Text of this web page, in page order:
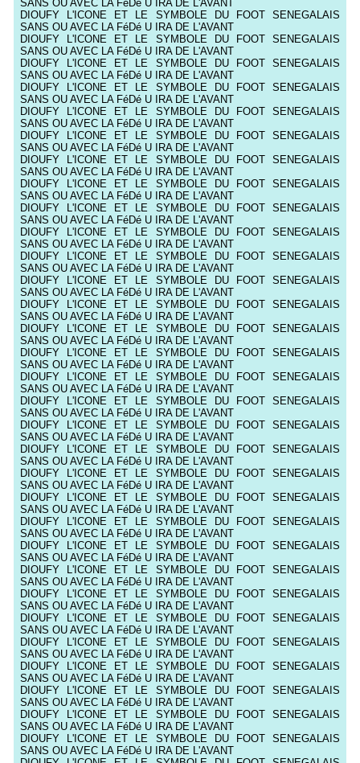
SANS OU AVEC LA FéDé U IRA DE L'AVANT
DIOUFY L'ICONE ET LE SYMBOLE DU FOOT SENEGALAIS
SANS OU AVEC LA FéDé U IRA DE L'AVANT
DIOUFY L'ICONE ET LE SYMBOLE DU FOOT SENEGALAIS
SANS OU AVEC LA FéDé U IRA DE L'AVANT
DIOUFY L'ICONE ET LE SYMBOLE DU FOOT SENEGALAIS
SANS OU AVEC LA FéDé U IRA DE L'AVANT
DIOUFY L'ICONE ET LE SYMBOLE DU FOOT SENEGALAIS
SANS OU AVEC LA FéDé U IRA DE L'AVANT
DIOUFY L'ICONE ET LE SYMBOLE DU FOOT SENEGALAIS
SANS OU AVEC LA FéDé U IRA DE L'AVANT
DIOUFY L'ICONE ET LE SYMBOLE DU FOOT SENEGALAIS
SANS OU AVEC LA FéDé U IRA DE L'AVANT
DIOUFY L'ICONE ET LE SYMBOLE DU FOOT SENEGALAIS
SANS OU AVEC LA FéDé U IRA DE L'AVANT
DIOUFY L'ICONE ET LE SYMBOLE DU FOOT SENEGALAIS
SANS OU AVEC LA FéDé U IRA DE L'AVANT
DIOUFY L'ICONE ET LE SYMBOLE DU FOOT SENEGALAIS
SANS OU AVEC LA FéDé U IRA DE L'AVANT
DIOUFY L'ICONE ET LE SYMBOLE DU FOOT SENEGALAIS
SANS OU AVEC LA FéDé U IRA DE L'AVANT
DIOUFY L'ICONE ET LE SYMBOLE DU FOOT SENEGALAIS
SANS OU AVEC LA FéDé U IRA DE L'AVANT
DIOUFY L'ICONE ET LE SYMBOLE DU FOOT SENEGALAIS
SANS OU AVEC LA FéDé U IRA DE L'AVANT
DIOUFY L'ICONE ET LE SYMBOLE DU FOOT SENEGALAIS
SANS OU AVEC LA FéDé U IRA DE L'AVANT
DIOUFY L'ICONE ET LE SYMBOLE DU FOOT SENEGALAIS
SANS OU AVEC LA FéDé U IRA DE L'AVANT
DIOUFY L'ICONE ET LE SYMBOLE DU FOOT SENEGALAIS
SANS OU AVEC LA FéDé U IRA DE L'AVANT
DIOUFY L'ICONE ET LE SYMBOLE DU FOOT SENEGALAIS
SANS OU AVEC LA FéDé U IRA DE L'AVANT
DIOUFY L'ICONE ET LE SYMBOLE DU FOOT SENEGALAIS
SANS OU AVEC LA FéDé U IRA DE L'AVANT
DIOUFY L'ICONE ET LE SYMBOLE DU FOOT SENEGALAIS
SANS OU AVEC LA FéDé U IRA DE L'AVANT
DIOUFY L'ICONE ET LE SYMBOLE DU FOOT SENEGALAIS
SANS OU AVEC LA FéDé U IRA DE L'AVANT
DIOUFY L'ICONE ET LE SYMBOLE DU FOOT SENEGALAIS
SANS OU AVEC LA FéDé U IRA DE L'AVANT
DIOUFY L'ICONE ET LE SYMBOLE DU FOOT SENEGALAIS
SANS OU AVEC LA FéDé U IRA DE L'AVANT
DIOUFY L'ICONE ET LE SYMBOLE DU FOOT SENEGALAIS
SANS OU AVEC LA FéDé U IRA DE L'AVANT
DIOUFY L'ICONE ET LE SYMBOLE DU FOOT SENEGALAIS
SANS OU AVEC LA FéDé U IRA DE L'AVANT
DIOUFY L'ICONE ET LE SYMBOLE DU FOOT SENEGALAIS
SANS OU AVEC LA FéDé U IRA DE L'AVANT
DIOUFY L'ICONE ET LE SYMBOLE DU FOOT SENEGALAIS
SANS OU AVEC LA FéDé U IRA DE L'AVANT
DIOUFY L'ICONE ET LE SYMBOLE DU FOOT SENEGALAIS
SANS OU AVEC LA FéDé U IRA DE L'AVANT
DIOUFY L'ICONE ET LE SYMBOLE DU FOOT SENEGALAIS
SANS OU AVEC LA FéDé U IRA DE L'AVANT
DIOUFY L'ICONE ET LE SYMBOLE DU FOOT SENEGALAIS
SANS OU AVEC LA FéDé U IRA DE L'AVANT
DIOUFY L'ICONE ET LE SYMBOLE DU FOOT SENEGALAIS
SANS OU AVEC LA FéDé U IRA DE L'AVANT
DIOUFY L'ICONE ET LE SYMBOLE DU FOOT SENEGALAIS
SANS OU AVEC LA FéDé U IRA DE L'AVANT
DIOUFY L'ICONE ET LE SYMBOLE DU FOOT SENEGALAIS
SANS OU AVEC LA FéDé U IRA DE L'AVANT